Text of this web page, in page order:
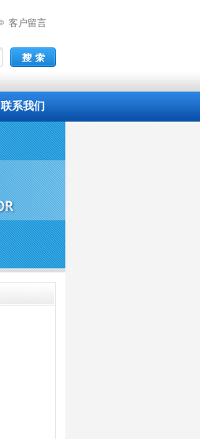
客户留言
联系我们